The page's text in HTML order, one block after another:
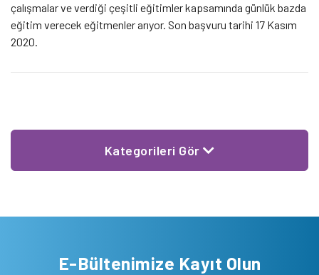
çalışmalar ve verdiği çeşitli eğitimler kapsamında günlük bazda
eğitim verecek eğitmenler arıyor. Son başvuru tarihi 17 Kasım
2020.
Kategorileri Gör
E-Bültenimize Kayıt Olun